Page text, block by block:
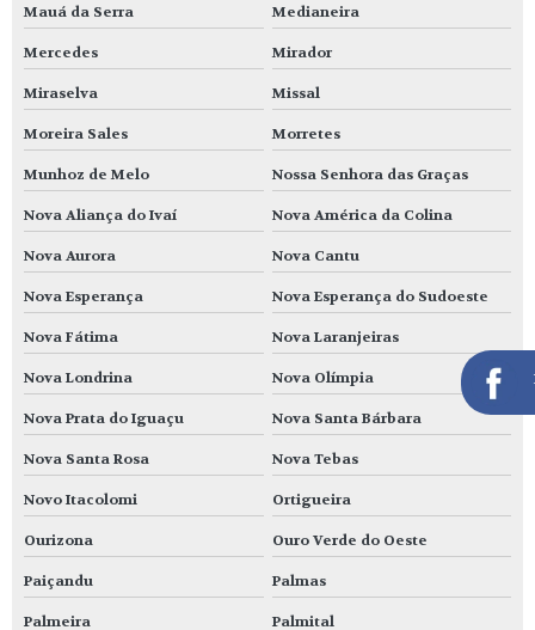
Mauá da Serra Medianeira
Mercedes Mirador
Miraselva Missal
Moreira Sales Morretes
Munhoz de Melo Nossa Senhora das Graças
Nova Aliança do Ivaí Nova América da Colina
Nova Aurora Nova Cantu
Nova Esperança Nova Esperança do Sudoeste
Nova Fátima Nova Laranjeiras
Nova Londrina Nova Olímpia
Nova Prata do Iguaçu Nova Santa Bárbara
Nova Santa Rosa Nova Tebas
Novo Itacolomi Ortigueira
Ourizona Ouro Verde do Oeste
Paiçandu Palmas
Palmeira Palmital